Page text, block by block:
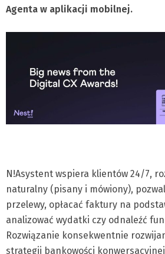
Agenta w aplikacji mobilnej.
N!Asystent wspiera klientów 24/7,
naturalny (pisany i mówiony),
przelewy, opłacać faktury na
analizować wydatki czy odnaleźć
Rozwiązanie konsekwentnie
strategii bankowości